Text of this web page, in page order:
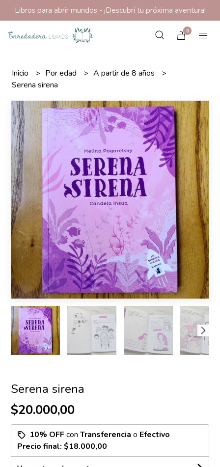
Libros para abrir mundos - ¡Descubrí tu próxima aventura!
0
Inicio Por edad
A partir de 8 años
Serena sirena
Serena sirena
$20.000,00
10% OFFconTransferencia o Efectivo
Precio final:$18.000,00